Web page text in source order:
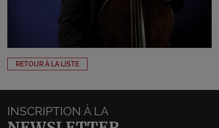
RETOUR À LA LISTE
INSCRIPTION À LA